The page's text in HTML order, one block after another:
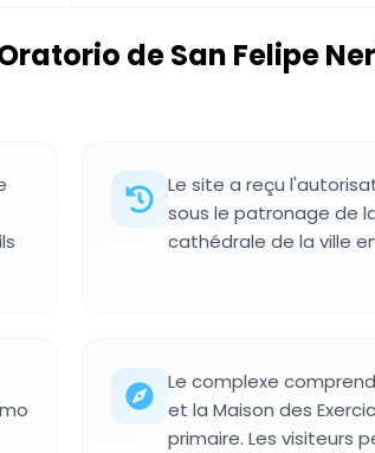
de San Felipe
Le site a reçu
sous le patronage de
cathédrale de la ville
Le complexe
et la Maison des
primaire. Les visiteurs